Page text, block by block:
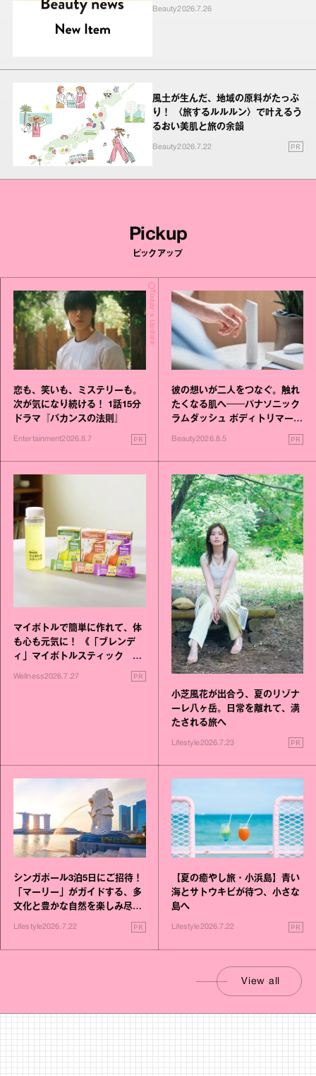
Beauty2026.7.26
風土が生んだ、地域の原料がたっぷ
り！ 〈旅するルルルン〉で叶えるう
るおい美肌と旅の余韻
Beauty2026.7.22 PR
Pickup
ピックアップ
Today's Update
恋も、笑いも、ミステリーも。
次が気になり続ける！ 1話15分
ドラマ『バカンスの法則』
Entertainment2026.8.7 PR
彼の想いが二人をつなぐ。触れ
たくなる肌へ──パナソニック
ラムダッシュ ボディトリマーが
進化！
Beauty2026.8.5 PR
マイボトルで簡単に作れて、体
も心も元気に！ 《「ブレンデ
ィ」マイボトルスティック い
いこと毎日》シリーズが誕生
Wellness2026.7.27 PR
小芝風花が出合う、夏のリゾナ
ーレ八ヶ岳。日常を離れて、満
たされる旅へ
Lifestyle2026.7.23 PR
シンガポール3泊5日にご招待！
「マーリー」がガイドする、多
文化と豊かな自然を楽しみ尽く
Lifestyle2026.7.22 PR
【夏の癒やし旅・小浜島】青い
海とサトウキビが待つ、小さな
島へ
Lifestyle2026.7.22 PR
View all